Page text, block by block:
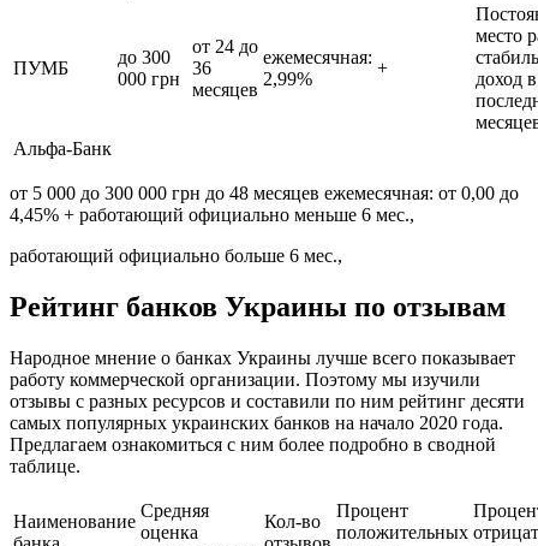
ПУМБ
до 300
000 грн
от 24 до
36
месяцев
ежемесячная:
2,99%
+
место
доход
Альфа-Банк
от 5 000 до 300 000 грн до 48 месяцев ежемесячная: от 0,00 до
4,45% + работающий официально меньше 6 мес.,
работающий официально больше 6 мес.,
Рейтинг банков Украины по отзывам
Народное мнение о банках Украины лучше всего показывает
работу коммерческой организации. Поэтому мы изучили
отзывы с разных ресурсов и составили по ним рейтинг десяти
самых популярных украинских банков на начало 2020 года.
Предлагаем ознакомиться с ним более подробно в сводной
таблице.
Наименование
Средняя
оценка
Кол-во
Процент
положительных